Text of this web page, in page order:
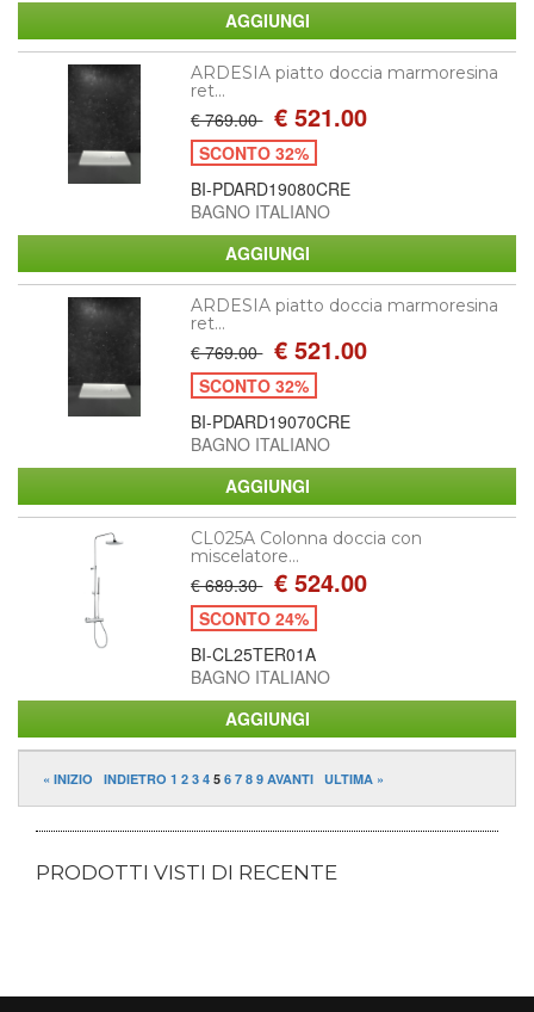
ARDESIA piatto doccia marmoresina
ret...
€ 769.00 € 521.00
SCONTO 32%
BI-PDARD19080CRE
BAGNO ITALIANO
ARDESIA piatto doccia marmoresina
ret...
€ 769.00 € 521.00
SCONTO 32%
BI-PDARD19070CRE
BAGNO ITALIANO
CL025A Colonna doccia con
miscelatore...
€ 689.30 € 524.00
SCONTO 24%
BI-CL25TER01A
BAGNO ITALIANO
« INIZIO INDIETRO 1 2 3 4 5 6 7 8 9 AVANTI ULTIMA »
PRODOTTI VISTI DI RECENTE